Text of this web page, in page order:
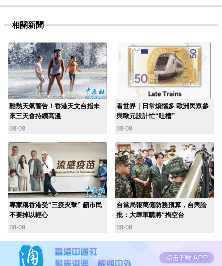
相關新聞
酷熱天氣警告！香港天文台指未
來三天會持續高溫
08-08
看世界｜日常煩惱多 歐洲民眾參
與歐元設計忙“吐槽”
08-08
專家稱香港受“三疫夾擊” 籲市民
不要掉以輕心
08-08
台當局報萬億防務預算，台輿論
批：大肆軍購將“掏空台
08-08